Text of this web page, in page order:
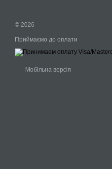
© 2026
Приймаємо до оплати
Мобільна версія